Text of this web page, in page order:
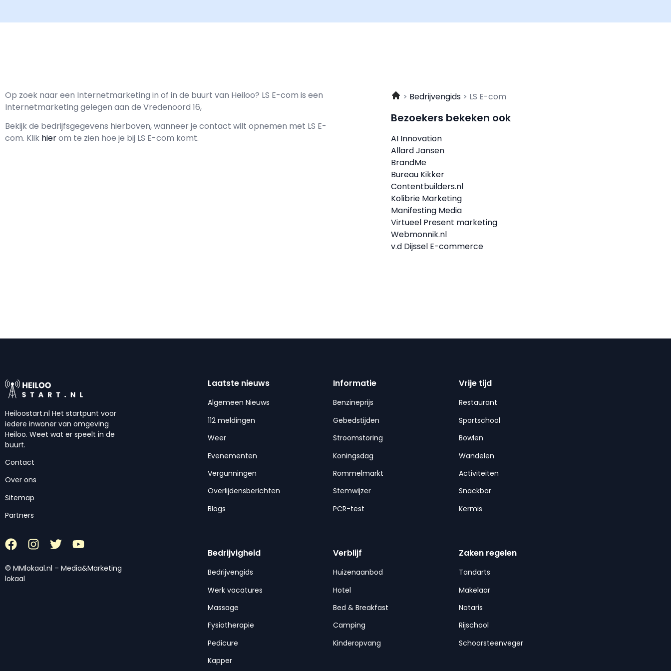
Op zoek naar een Internetmarketing in of in de buurt van Heiloo? LS E-com is een
Internetmarketing gelegen aan de Vredenoord 16,
Bekijk de bedrijfsgegevens hierboven, wanneer je contact wilt opnemen met LS E-
com. Klik hierom te zien hoe je bij LS E-com komt.
Bedrijvengids LS E-com
Bezoekers bekeken ook
AI Innovation
Allard Jansen
BrandMe
Bureau Kikker
Contentbuilders.nl
Kolibrie Marketing
Manifesting Media
Virtueel Present marketing
Webmonnik.nl
v.d Dijssel E-commerce
Heiloostart.nl Het startpunt voor
iedere inwoner van omgeving
Heiloo. Weet wat er speelt in de
buurt.
Contact
Over ons
Sitemap
Partners
© MMlokaal.nl – Media&Marketing
lokaal
Laatste nieuws
Algemeen Nieuws
112 meldingen
Weer
Evenementen
Vergunningen
Overlijdensberichten
Blogs
Informatie
Benzineprijs
Gebedstijden
Stroomstoring
Koningsdag
Rommelmarkt
Stemwijzer
PCR-test
Vrije tijd
Restaurant
Sportschool
Bowlen
Wandelen
Activiteiten
Snackbar
Kermis
Bedrijvigheid
Bedrijvengids
Werk vacatures
Massage
Fysiotherapie
Pedicure
Kapper
Verblijf
Huizenaanbod
Hotel
Bed & Breakfast
Camping
Kinderopvang
Zaken regelen
Tandarts
Makelaar
Notaris
Rijschool
Schoorsteenveger